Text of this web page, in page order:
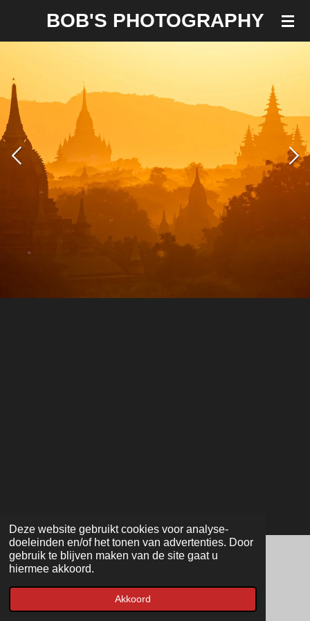
Deze website gebruikt cookies voor analyse-
doeleinden en/of het tonen van advertenties. Door
gebruik te blijven maken van de site gaat u
hiermee akkoord.
Akkoord
hoofdinhoud
BOB'S PHOTOGRAPHY
© 2022 - 2026 Bob's Photography
Powered byJouwWeb